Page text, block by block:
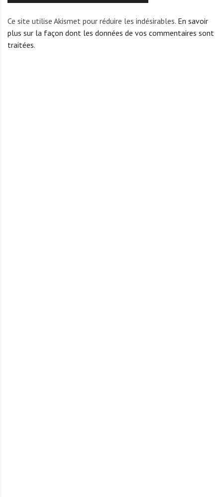
Ce site utilise Akismet pour réduire les indésirables. En savoir
plus sur la façon dont les données de vos commentaires sont
traitées.